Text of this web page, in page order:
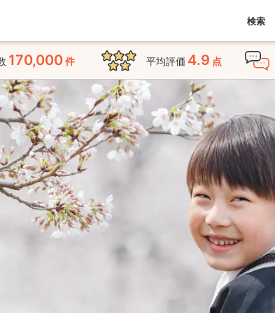
検索
170,000件 平均評価 4.9 点